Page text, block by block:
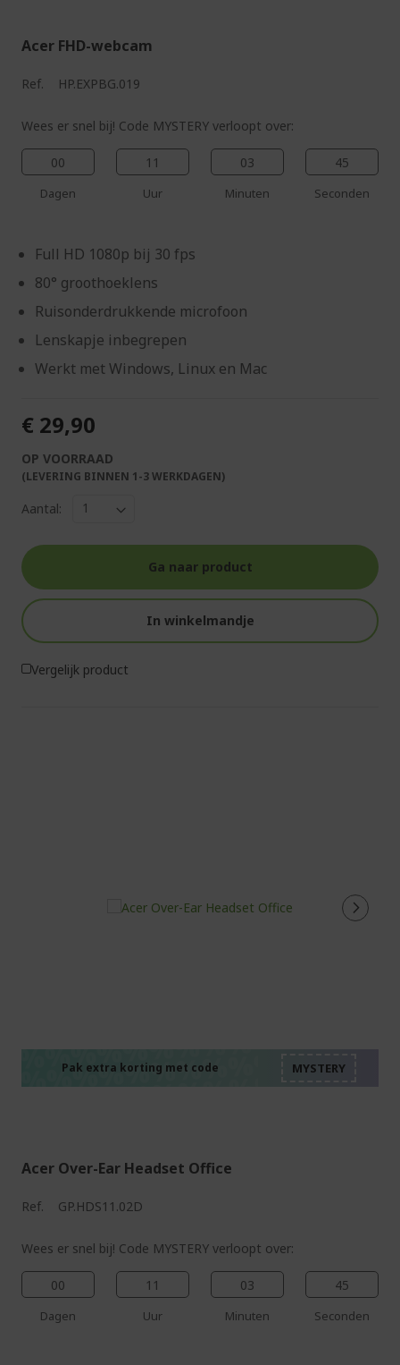
Acer FHD-webcam
Ref. HP.EXPBG.019
Wees er snel bij! Code MYSTERY verloopt over:
00
Dagen
11
Uur
03
Minuten
44
Seconden
Full HD 1080p bij 30 fps
80° groothoeklens
Ruisonderdrukkende microfoon
Lenskapje inbegrepen
Werkt met Windows, Linux en Mac
€ 29,90
OP VOORRAAD
(LEVERING BINNEN 1-3 WERKDAGEN)
Aantal:
Ga naar product
In winkelmandje
Vergelijk product
Pak extra korting met code
Acer Over-Ear Headset Office
Ref. GP.HDS11.02D
Wees er snel bij! Code MYSTERY verloopt over:
00
Dagen
11
Uur
03
Minuten
44
Seconden